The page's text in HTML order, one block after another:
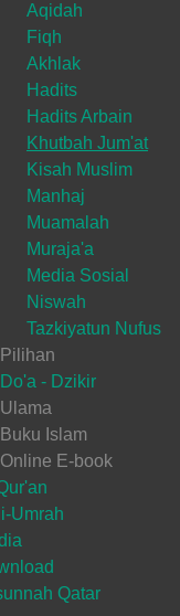
Aqidah
Fiqh
Akhlak
Hadits
Hadits Arbain
Khutbah Jum'at
Kisah Muslim
Manhaj
Muamalah
Muraja'a
Media Sosial
Niswah
Tazkiyatun Nufus
Pilihan
Do'a - Dzikir
Ulama
Buku Islam
Online E-book
Umrah
Qatar